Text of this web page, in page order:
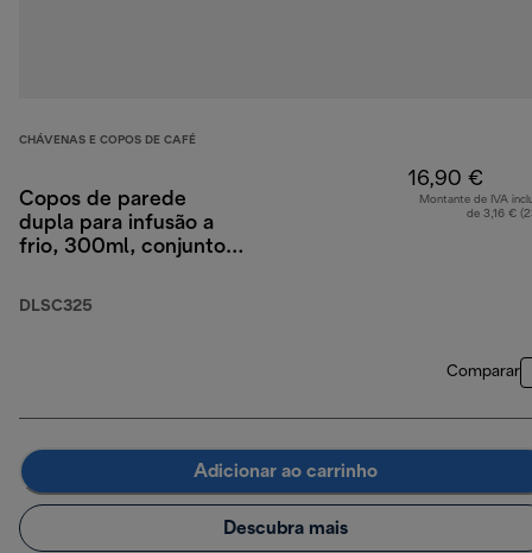
CHÁVENAS E COPOS DE CAFÉ
Copos de parede
dupla para infusão a
frio, 300ml, conjunto
DLSC325
16,90 €
Montante de IVA
de 3,16 €
Comparar
Adicionar ao carrinho
Descubra mais